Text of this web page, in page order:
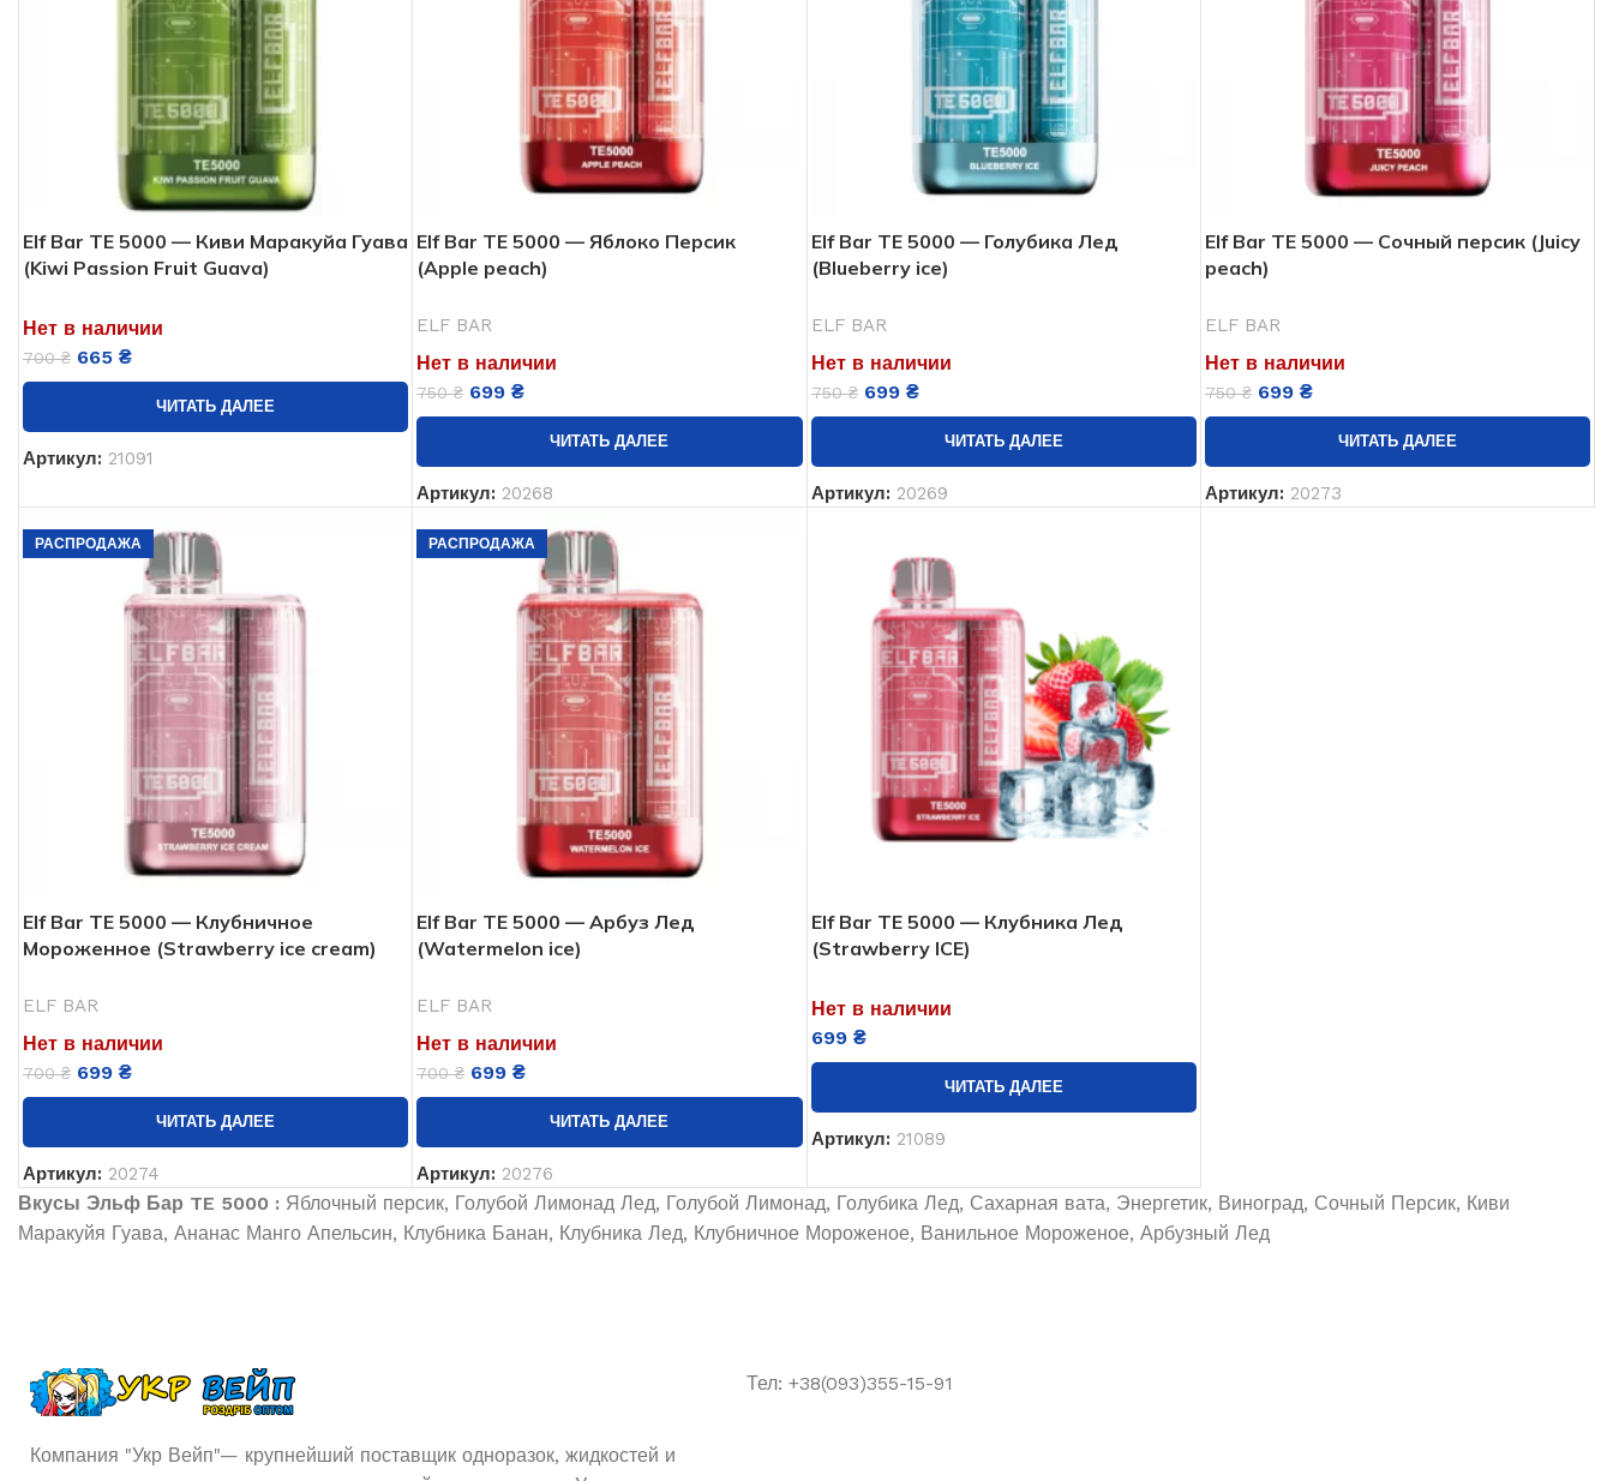
Elf Bar TE 5000 — Киви Маракуйа Гуава
(Kiwi Passion Fruit Guava)
Нет в наличии
700₴ 665 ₴
ЧИТАТЬ ДАЛЕЕ
Артикул: 21091
Elf Bar TE 5000 — Яблоко Персик
(Apple peach)
ELF BAR
Нет в наличии
750₴ 699₴
ЧИТАТЬ ДАЛЕЕ
Артикул: 20268
Elf Bar ТЕ 5000 — Голубика Лед
(Blueberry ice)
ELF BAR
Нет в наличии
750₴ 699 ₴
ЧИТАТЬ ДАЛЕЕ
Артикул: 20269
Elf Bar ТЕ 5000 — Сочный персик (Juicy
peach)
ELF BAR
Нет в наличии
750₴ 699 ₴
ЧИТАТЬ ДАЛЕЕ
Артикул: 20273
РАСПРОДАЖА
Elf Bar TE 5000 — Клубничное
Мороженное (Strawberry ice cream)
ELF BAR
Нет в наличии
700₴ 699 ₴
ЧИТАТЬ ДАЛЕЕ
Артикул: 20274
РАСПРОДАЖА
Elf Bar ТЕ 5000 — Арбуз Лед
(Watermelon ice)
ELF BAR
Нет в наличии
700₴ 699₴
ЧИТАТЬ ДАЛЕЕ
Артикул: 20276
Elf Bar TE 5000 — Клубника Лед
(Strawberry ICE)
Нет в наличии
699 ₴
ЧИТАТЬ ДАЛЕЕ
Артикул: 21089
Вкусы Эльф Бар TE 5000 : Яблочный персик, Голубой Лимонад Лед, Голубой Лимонад, Голубика Лед, Сахарная вата, Энергетик, Виноград, Сочный Персик, Киви
Маракуйя Гуава, Ананас Манго Апельсин, Клубника Банан, Клубника Лед, Клубничное Мороженое, Ванильное Мороженое, Арбузный Лед
Компания "Укр Вейп"— крупнейший поставщик одноразок, жидкостей и
Тел: +38(093)355-15-91